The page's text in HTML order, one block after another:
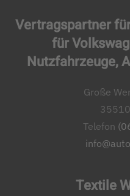
Vertragspartner
für
Nutzfahrzeuge,
Große
Telefon
Textile